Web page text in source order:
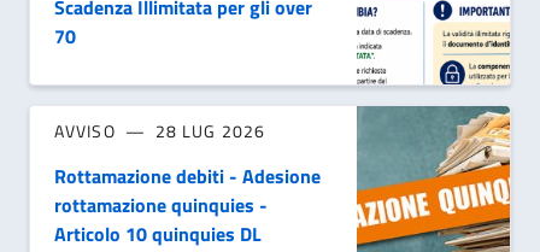
Scadenza Illimitata per gli over
70
AVVISO 28 LUG 2026
Rottamazione debiti - Adesione
rottamazione quinquies -
Articolo 10 quinquies DL